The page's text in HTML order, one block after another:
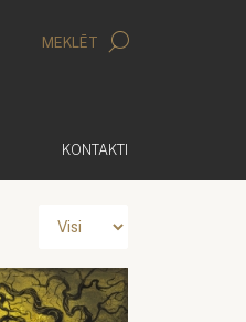
MEKLĒT
KONTAKTI